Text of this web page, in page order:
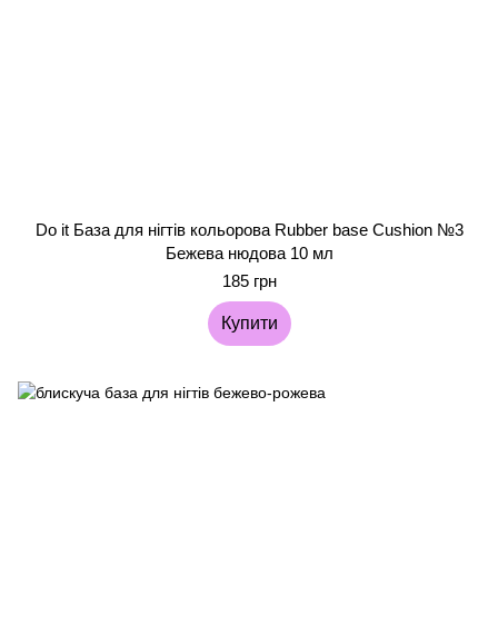
Do it База для нігтів кольорова Rubber base Cushion №3
Бежева нюдова 10 мл
185 грн
Купити